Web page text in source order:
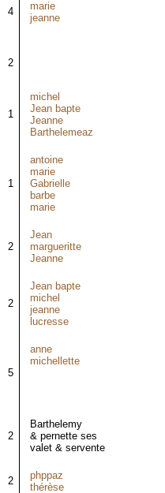
4
marie
jeanne
2
1
michel
Jean bapte
Jeanne
Barthelemeaz
1
antoine
marie
Gabrielle
barbe
marie
2
Jean
margueritte
Jeanne
2
Jean bapte
michel
jeanne
lucresse
5
anne
michellette
2
Barthelemy
& pernette ses
valet & servente
2
phppaz
thérèse